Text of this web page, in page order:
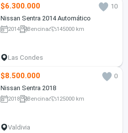
$6.300.000
10
Nissan Sentra 2014 Automático
2014 Bencina 145000 km
Las Condes
$8.500.000
0
Nissan Sentra 2018
2018 Bencina 125000 km
Valdivia